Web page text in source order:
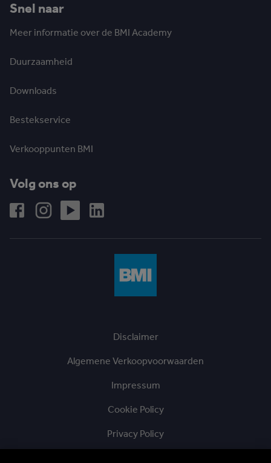
Snel naar
Meer informatie over de BMI Academy
Duurzaamheid
Downloads
Bestekservice
Verkooppunten BMI
Volg ons op
Disclaimer
Algemene Verkoopvoorwaarden
Impressum
Cookie Policy
Privacy Policy